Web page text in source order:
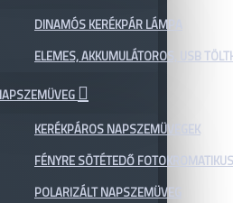
DINAMÓS KERÉKPÁR LÁMPA
ELEMES, AKKUMULÁTOROS, USB
KERÉKPÁROS NAPSZEMÜVEGEK
FÉNYRE SÖTÉTEDŐ
POLARIZÁLT NAPSZEMÜVEG